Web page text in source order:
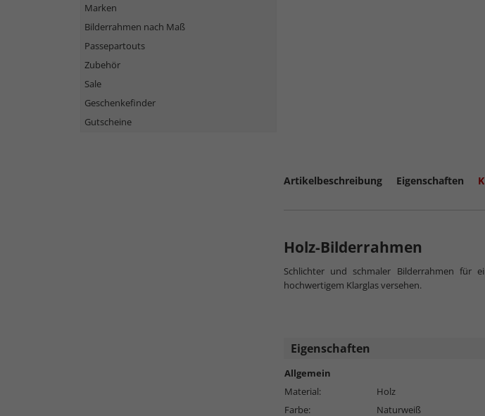
Artikelbeschreibung Eigenschaften
Holz-Bilderrahmen
Schlichter und schmaler Bilderrahmen für
hochwertigem Klarglas versehen.
Eigenschaften
Allgemein
Material:
Holz
Farbe:
Naturweiß
Marken
Bilderrahmen nach Maß
Passepartouts
Zubehör
Sale
Geschenkefinder
Gutscheine